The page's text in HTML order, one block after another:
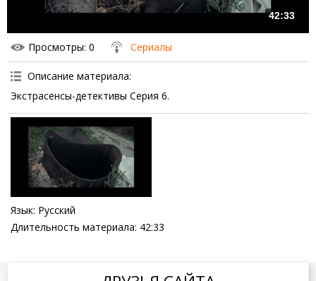
42:33
Просмотры: 0 Сериалы
Описание материала:
Экстрасенсы-детективы Серия 6.
Язык: Русский
Длительность материала: 42:33